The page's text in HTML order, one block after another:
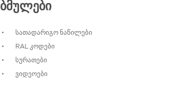
ᲑᲛᲣᲚᲔᲑᲘ
სათადარიგო ნაწილები
RAL კოდები
სურათები
ვიდეოები